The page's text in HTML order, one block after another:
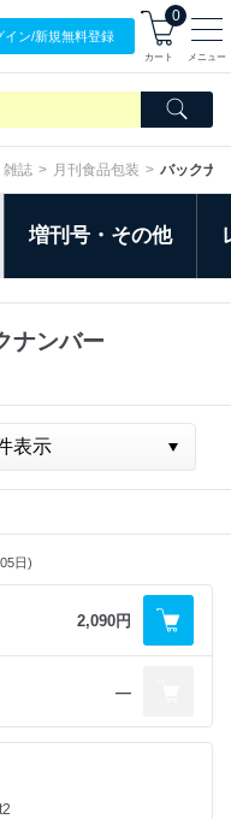
イン/新規無料登録
0
カート メニュー
雑誌 月刊食品包装 バックナ
増刊号・その他
ナンバー
日)
2,090円
―